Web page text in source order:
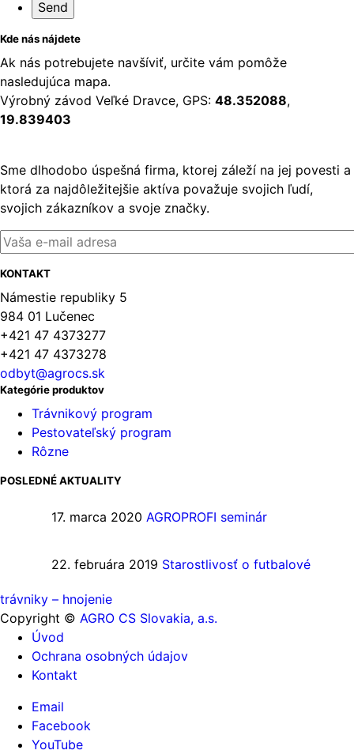
Kde nás nájdete
Ak nás potrebujete navšíviť, určite vám pomôže
nasledujúca mapa.
Výrobný závod Veľké Dravce, GPS: 48.352088,
19.839403
Sme dlhodobo úspešná firma, ktorej záleží na jej povesti a
ktorá za najdôležitejšie aktíva považuje svojich ľudí,
svojich zákazníkov a svoje značky.
KONTAKT
Námestie republiky 5
984 01 Lučenec
+421 47 4373277
+421 47 4373278
odbyt@agrocs.sk
Kategórie produktov
Trávnikový program
Pestovateľský program
Rôzne
POSLEDNÉ AKTUALITY
17. marca 2020 AGROPROFI seminár
22. februára 2019 Starostlivosť o futbalové
trávniky – hnojenie
Copyright © AGRO CS Slovakia, a.s.
Úvod
Ochrana osobných údajov
Kontakt
Email
Facebook
YouTube